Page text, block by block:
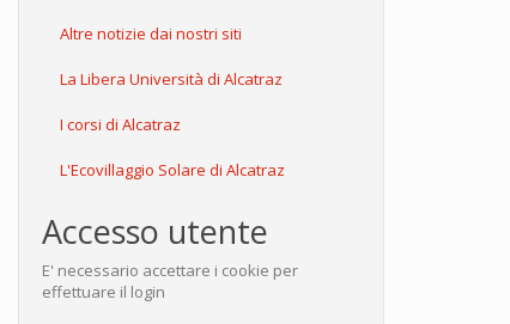
Altre notizie dai nostri siti
La Libera Università di Alcatraz
I corsi di Alcatraz
L'Ecovillaggio Solare di Alcatraz
Accesso utente
E' necessario accettare i cookie per
effettuare il login